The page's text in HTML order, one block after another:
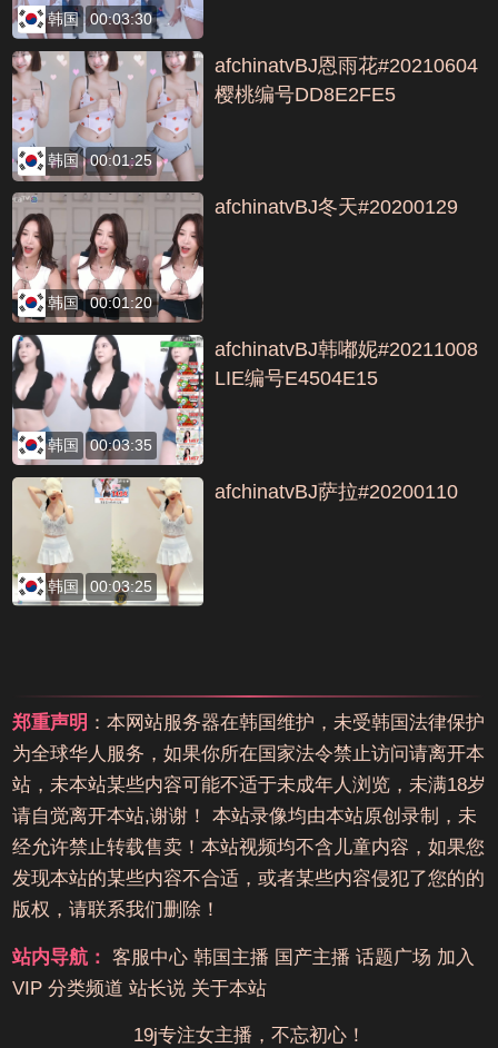
韩国 00:03:30
韩国 00:01:25
afchinatvBJ恩雨花#20210604
樱桃编号DD8E2FE5
韩国 00:01:20
afchinatvBJ冬天#20200129
韩国 00:03:35
afchinatvBJ韩嘟妮#20211008
LIE编号E4504E15
韩国 00:03:25
afchinatvBJ萨拉#20200110
郑重声明 ：本网站服务器在韩国维护，未受韩国法律保护
为全球华人服务，如果你所在国家法令禁止访问请离开本
站，未本站某些内容可能不适于未成年人浏览，未满18岁
请自觉离开本站,谢谢！ 本站录像均由本站原创录制，未
经允许禁止转载售卖！本站视频均不含儿童内容，如果您
发现本站的某些内容不合适，或者某些内容侵犯了您的的
版权，请联系我们删除！
站内导航： 客服中心 韩国主播 国产主播 话题广场 加入
VIP 分类频道 站长说 关于本站
19j专注女主播，不忘初心！